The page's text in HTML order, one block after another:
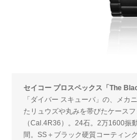
セイコー プロスペックス「The
「ダイバー スキューバ」の、メカ
たリュウズや丸みを帯びたケース
（Cal.4R36）。24石。2万1600振
間。SS＋ブラック硬質コーティン